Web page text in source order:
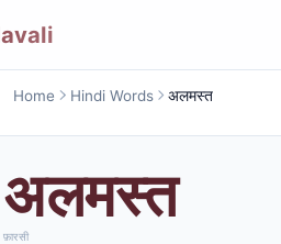
Home Hindi Words अलमस्त
अलमस्त
फ़ारसी